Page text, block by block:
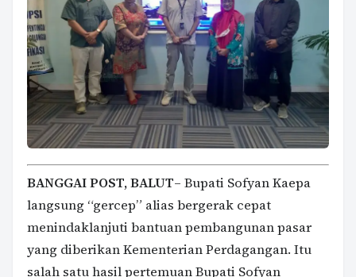
BANGGAI POST, BALUT– Bupati Sofyan Kaepa
langsung “gercep” alias bergerak cepat
menindaklanjuti bantuan pembangunan pasar
yang diberikan Kementerian Perdagangan. Itu
salah satu hasil pertemuan Bupati Sofyan